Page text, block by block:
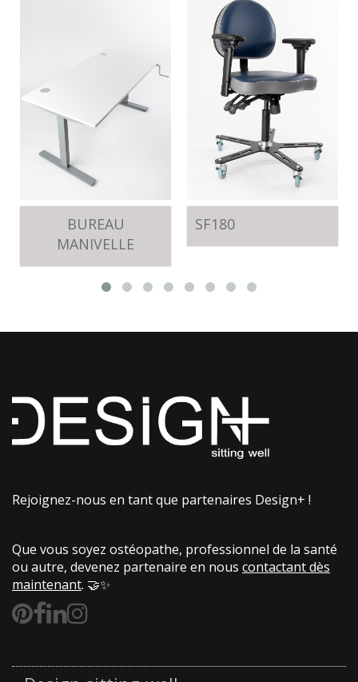
BUREAU
MANIVELLE
SF180
Rejoignez-nous en tant que partenaires Design+ !
Que vous soyez ostéopathe, professionnel de la santé
ou autre, devenez partenaire en nous contactant dès
maintenant. 🤝✨